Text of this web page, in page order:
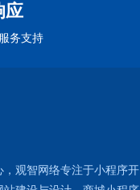
应
务支持
，观智网络专注于小程序开